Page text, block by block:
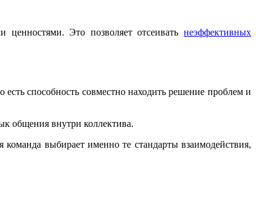
Это позволяет отсеивать неэффективных
способность совместно находить решение проблем и
общения внутри коллектива.
выбирает именно те стандарты взаимодействия,